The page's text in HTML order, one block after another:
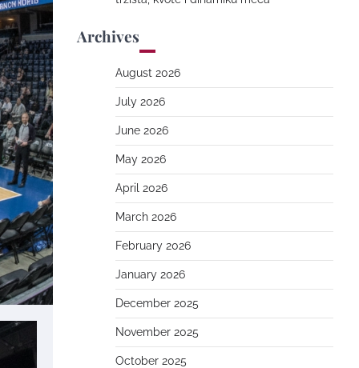
Archives
August 2026
July 2026
June 2026
May 2026
April 2026
March 2026
February 2026
January 2026
December 2025
November 2025
October 2025